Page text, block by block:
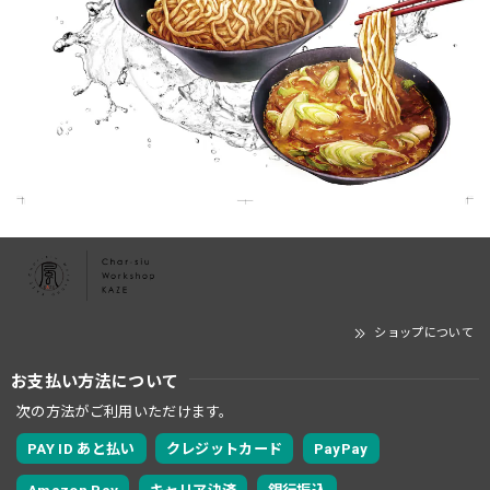
ショップについて
お支払い方法について
次の方法がご利用いただけます。
PAY ID あと払い クレジットカード PayPay